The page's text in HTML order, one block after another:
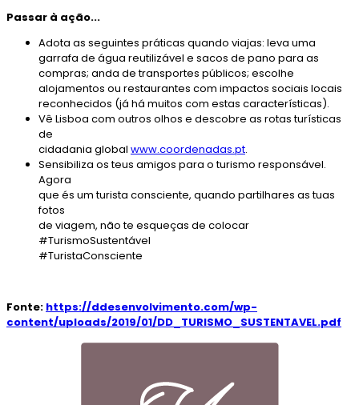
Passar à ação...
Adota as seguintes práticas quando viajas: leva uma
garrafa de água reutilizável e sacos de pano para as
compras; anda de transportes públicos; escolhe
alojamentos ou restaurantes com impactos sociais locais
reconhecidos (já há muitos com estas características).
Vê Lisboa com outros olhos e descobre as rotas turísticas
de
cidadania global www.coordenadas.pt.
Sensibiliza os teus amigos para o turismo responsável.
Agora
que és um turista consciente, quando partilhares as tuas
fotos
de viagem, não te esqueças de colocar
#TurismoSustentável
#TuristaConsciente
Fonte: https://ddesenvolvimento.com/wp-
content/uploads/2019/01/DD_TURISMO_SUSTENTAVEL.pdf